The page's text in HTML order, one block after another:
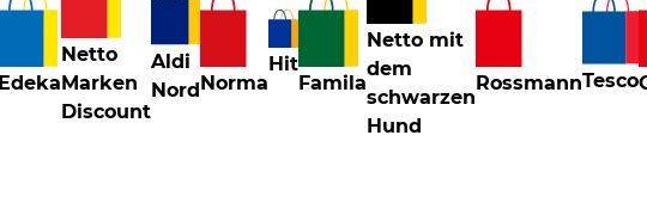
Netto
Marken
Discount
Aldi
NordNorma
Hit
Famila
Netto mit
dem
schwarzen
Hund
RossmannTesco